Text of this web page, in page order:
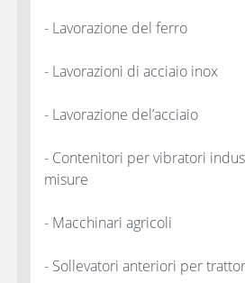
- Lavorazione del ferro
- Lavorazioni di acciaio inox
- Lavorazione del’acciaio
- Contenitori per vibratori
misure
- Macchinari agricoli
- Sollevatori anteriori per